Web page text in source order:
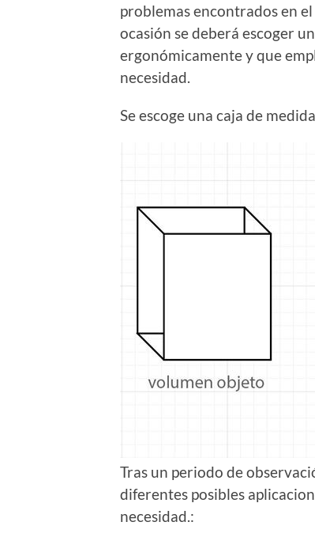
problemas encontrados en
ocasión se deberá escoger
ergonómicamente y que
necesidad.
Se escoge una caja de
Tras un periodo de
diferentes posibles
necesidad.: